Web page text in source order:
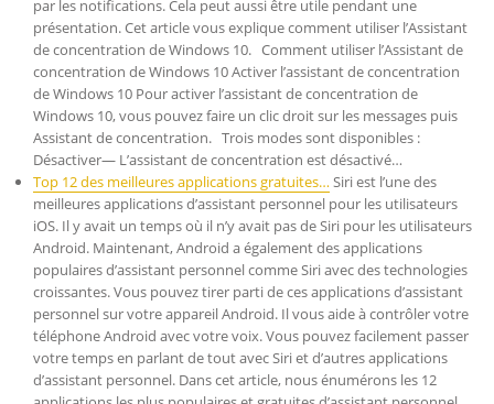
par les notifications. Cela peut aussi être utile pendant une
présentation. Cet article vous explique comment utiliser l’Assistant
de concentration de Windows 10. Comment utiliser l’Assistant de
concentration de Windows 10 Activer l’assistant de concentration
de Windows 10 Pour activer l’assistant de concentration de
Windows 10, vous pouvez faire un clic droit sur les messages puis
Assistant de concentration. Trois modes sont disponibles :
Désactiver— L’assistant de concentration est désactivé…
Top 12 des meilleures applications gratuites…Siri est l’une des
meilleures applications d’assistant personnel pour les utilisateurs
iOS. Il y avait un temps où il n’y avait pas de Siri pour les utilisateurs
Android. Maintenant, Android a également des applications
populaires d’assistant personnel comme Siri avec des technologies
croissantes. Vous pouvez tirer parti de ces applications d’assistant
personnel sur votre appareil Android. Il vous aide à contrôler votre
téléphone Android avec votre voix. Vous pouvez facilement passer
votre temps en parlant de tout avec Siri et d’autres applications
d’assistant personnel. Dans cet article, nous énumérons les 12